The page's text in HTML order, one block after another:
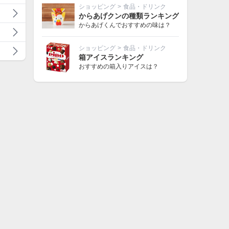
ショッピング > 食品・ドリンク
からあげクンの種類ランキング
からあげくんでおすすめの味は？
ショッピング > 食品・ドリンク
箱アイスランキング
おすすめの箱入りアイスは？